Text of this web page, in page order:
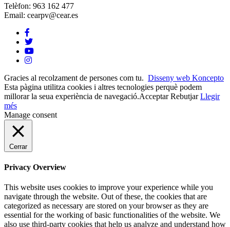
Telèfon: 963 162 477
Email: cearpv@cear.es
Gracies al recolzament de persones com tu. Disseny web Koncepto
Esta pàgina utilitza cookies i altres tecnologies perquè podem
millorar la seua experiència de navegació.Acceptar Rebutjar Llegir
més
Manage consent
Cerrar
Privacy Overview
This website uses cookies to improve your experience while you
navigate through the website. Out of these, the cookies that are
categorized as necessary are stored on your browser as they are
essential for the working of basic functionalities of the website. We
also use third-party cookies that help us analyze and understand how